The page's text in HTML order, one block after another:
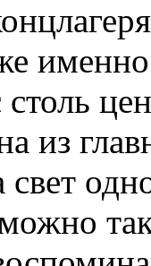
столь
из
свет